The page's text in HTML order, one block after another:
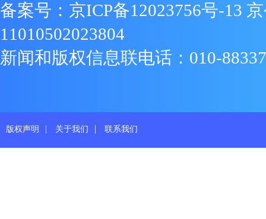
备案号： 京ICP备12023756号-13
11010502023804
新闻和版权信息联电话：010-
版权声明 | 关于我们 | 联系我们